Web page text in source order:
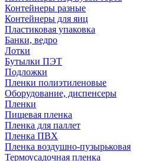
Контейнеры разные
Контейнеры для яиц
Пластиковая упаковка
Банки, ведро
Лотки
Бутылки ПЭТ
Подложки
Пленки полиэтиленовые
Оборудование, диспенсеры
Пленки
Пищевая пленка
Пленка для паллет
Пленка ПВХ
Пленка воздушно-пузырьковая
Термоусадочная пленка